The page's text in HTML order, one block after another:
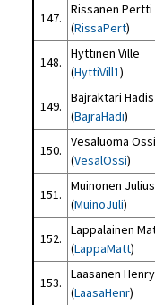
147.
Rissanen Pertti
(RissaPert)
148.
Hyttinen Ville
(HyttiVill1)
149.
Bajraktari Hadis
(BajraHadi)
150.
Vesaluoma Ossi
(VesalOssi)
151.
Muinonen Julius
(MuinoJuli)
152.
Lappalainen
(LappaMatt)
153.
Laasanen Henry
(LaasaHenr)